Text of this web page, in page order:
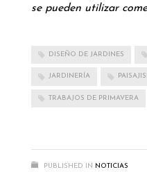
se pueden utilizar
DISEÑO DE JARDINES
JARDINERÍA
TRABAJOS DE PRIMAVERA
PUBLISHED IN NOTICIAS